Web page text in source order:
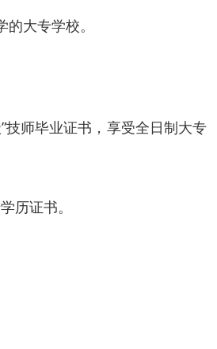
大专学校。
师毕业证书，享受全日制大专
历证书。